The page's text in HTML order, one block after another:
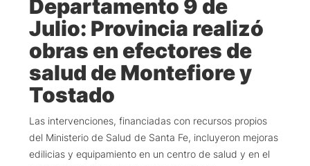
Departamento 9 de
Julio: Provincia realizó
obras en efectores de
salud de Montefiore y
Tostado
Las intervenciones, financiadas con recursos propios
del Ministerio de Salud de Santa Fe, incluyeron mejoras
edilicias y equipamiento en un centro de salud y en el